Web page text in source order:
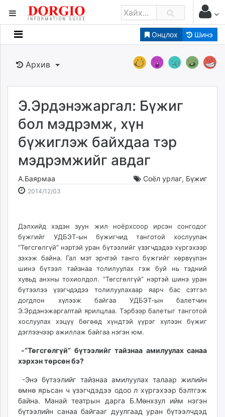
Онцлох Шинэ
Мэдээллийн
Банк санхүү
Бизнес ААН
Төрийн
Нийслэлийн
dorgio.mn
Gogo.mn
caak.mn
news.mn
zindaa.mn
ikon.mn
mnb.mn
Livetv.mn
Eguur.mn
24tsag.mn
shuud.mn
eagle.mn
ergelt.mn
zarig.mn
today.mn
zuv.mn
ugluu.mn
urlag.mn
unen.mn
Архив
Э.Эрдэнэжаргал: Бүжиг
бол мэдрэмж, хүн
бүжиглэж байхдаа тэр
мэдрэмжийг авдаг
А.Баярмаа Соёл урлаг, Бүжиг
2014/12/03
23:42:05
02:24:07
Дэлхийд хэдэн зуун жил ноёрхсоор ирсэн сонгодог
бүжгийг УДБЭТ-ын бүжигчид танготой хослуулан
“Төгсгөлгүй” нэртэй уран бүтээлийг үзэгчдэдээ хүргэхээр
зэхэж байна. Гал мэт эрчтэй танго бүжгийг хөрвүүлэн
шинэ бүтээл тайзнаа толилуулах гэж буй нь тэдний
хувьд анхны тохиолдол. “Төгсгөлгүй” нэртэй шинэ уран
бүтээлээ үзэгчдэдээ толилуулахаар яарч бас сэтгэл
догдлон хүлээж байгаа УДБЭТ-ын балетчин
Э.Эрдэнэжаргалтай ярилцлаа. Тэрбээр балетыг танготой
хослуулах хэцүү бөгөөд хүндтэй үүрэг хүлээн бүжиг
дэглээчээр ажиллаж байгаа нэгэн юм.
-“Төгсгөлгүй” бүтээлийг тайзнаа амилуулах санаа
хэрхэн төрсөн бэ?
-Энэ бүтээлийг тайзнаа амилуулах талаар жилийн
өмнө ярьсан ч үзэгчдэдээ одоо л хүргэхээр бэлтгэж
байна. Манай театрын дарга Б.Мөнхзул ийм нэгэн
бүтээлийн санаа байгааг дуулгаад уран бүтээлчдэд